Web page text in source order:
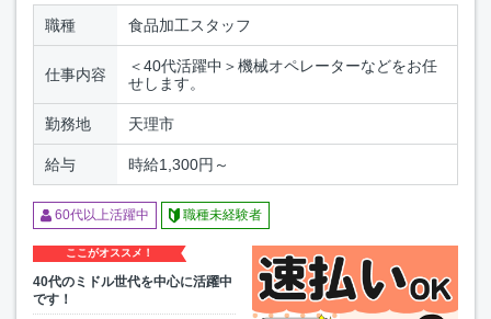
職種 食品加工スタッフ
仕事内容
＜40代活躍中＞機械オペレーターなどをお任
せします。
勤務地 天理市
給与 時給1,300円～
60代以上活躍中 職種未経験者
ここがオススメ！
40代のミドル世代を中心に活躍中
です！